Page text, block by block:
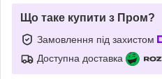
Що таке купити з Пром?
Замовлення під захистом
Доступна доставка